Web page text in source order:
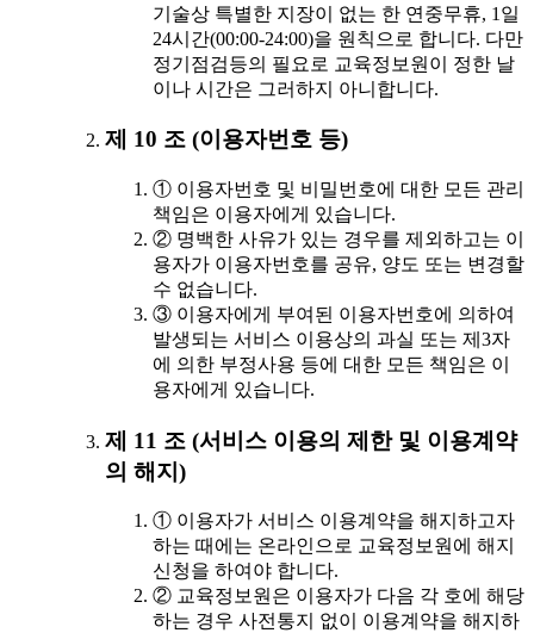
기술상 특별한 지장이 없는 한 연중무휴, 1일
24시간(00:00-24:00)을 원칙으로 합니다. 다만
정기점검등의 필요로 교육정보원이 정한 날
이나 시간은 그러하지 아니합니다.
제 10 조 (이용자번호 등)
① 이용자번호 및 비밀번호에 대한 모든 관리
책임은 이용자에게 있습니다.
② 명백한 사유가 있는 경우를 제외하고는 이
용자가 이용자번호를 공유, 양도 또는 변경할
수 없습니다.
③ 이용자에게 부여된 이용자번호에 의하여
발생되는 서비스 이용상의 과실 또는 제3자
에 의한 부정사용 등에 대한 모든 책임은 이
용자에게 있습니다.
제 11 조 (서비스 이용의 제한 및 이용계약
의 해지)
① 이용자가 서비스 이용계약을 해지하고자
하는 때에는 온라인으로 교육정보원에 해지
신청을 하여야 합니다.
② 교육정보원은 이용자가 다음 각 호에 해당
하는 경우 사전통지 없이 이용계약을 해지하